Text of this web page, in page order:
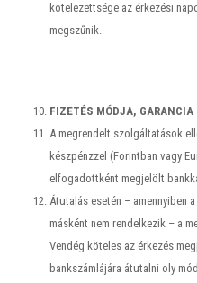
kötelezettsége az érkezési
megszűnik.
FIZETÉS MÓDJA, GARANCIA
A megrendelt szolgáltatások
készpénzzel (Forintban vagy
elfogadottként megjelölt
Átutalás esetén – amennyiben
másként nem rendelkezik – a
Vendég köteles az érkezés
bankszámlájára átutalni oly